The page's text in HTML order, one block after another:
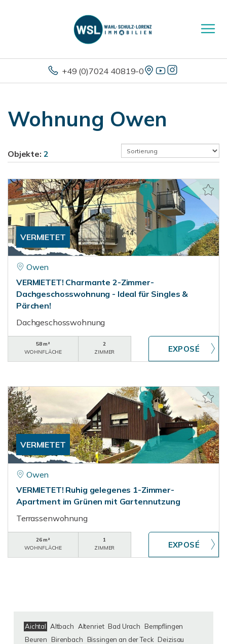
+49 (0)7024 40819-0
Wohnung Owen
Objekte: 2
VERMIETET
Owen
VERMIETET! Charmante 2-Zimmer-
Dachgeschosswohnung - Ideal für Singles &
Pärchen!
Dachgeschosswohnung
58 m²
WOHNFLÄCHE
2
ZIMMER
VERMIETET
Owen
VERMIETET! Ruhig gelegenes 1-Zimmer-
Apartment im Grünen mit Gartennutzung
Terrassenwohnung
26 m²
WOHNFLÄCHE
1
ZIMMER
Aichtal Altbach Altenriet Bad Urach
Bempflingen
Beuren
Birenbach Bissingen an der Teck Deizisau